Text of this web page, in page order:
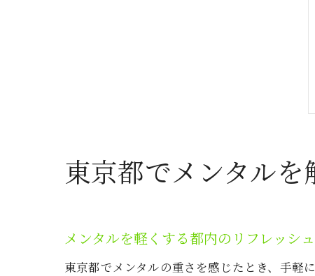
東京都でメンタル
メンタルを軽くする都内のリフレッシ
東京都でメンタルの重さを感じたとき、手軽